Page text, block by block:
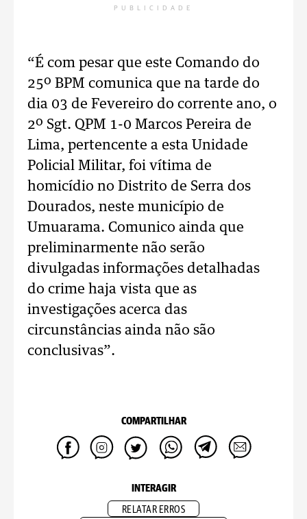
PUBLICIDADE
“É com pesar que este Comando do
25º BPM comunica que na tarde do
dia 03 de Fevereiro do corrente ano, o
2º Sgt. QPM 1-0 Marcos Pereira de
Lima, pertencente a esta Unidade
Policial Militar, foi vítima de
homicídio no Distrito de Serra dos
Dourados, neste município de
Umuarama. Comunico ainda que
preliminarmente não serão
divulgadas informações detalhadas
do crime haja vista que as
investigações acerca das
circunstâncias ainda não são
conclusivas”.
COMPARTILHAR
INTERAGIR
RELATAR ERROS